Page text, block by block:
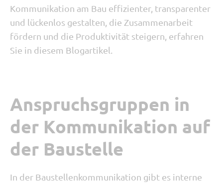
Kommunikation am Bau effizienter, transparenter
und lückenlos gestalten, die Zusammenarbeit
fördern und die Produktivität steigern, erfahren
Sie in diesem Blogartikel.
Anspruchsgruppen in
der Kommunikation auf
der Baustelle
In der Baustellenkommunikation gibt es interne